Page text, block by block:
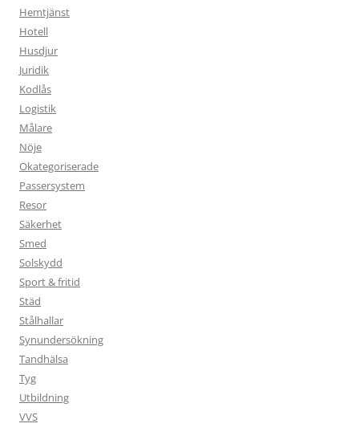
Hemtjänst
Hotell
Husdjur
Juridik
Kodlås
Logistik
Målare
Nöje
Okategoriserade
Passersystem
Resor
Säkerhet
Smed
Solskydd
Sport & fritid
Städ
Stålhallar
Synundersökning
Tandhälsa
Tyg
Utbildning
VVS